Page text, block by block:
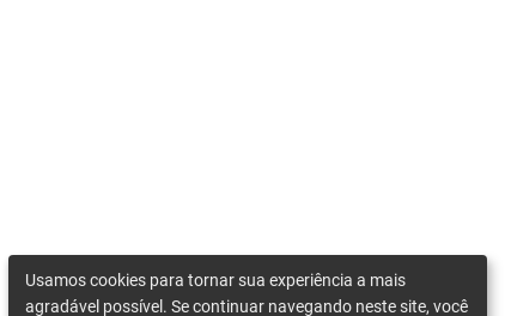
Usamos cookies para tornar sua experiência a mais
agradável possível. Se continuar navegando neste site, você